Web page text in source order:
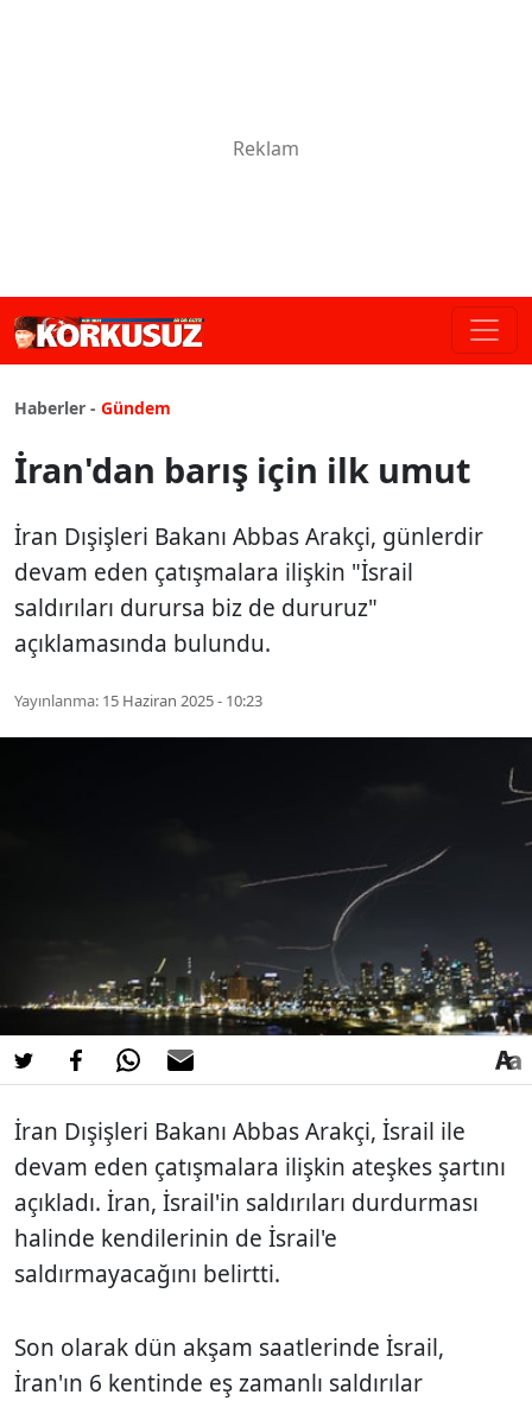
Haberler - Gündem
İran'dan barış için ilk umut
İran Dışişleri Bakanı Abbas Arakçi, günlerdir
devam eden çatışmalara ilişkin "İsrail
saldırıları durursa biz de dururuz"
açıklamasında bulundu.
Yayınlanma: 15 Haziran 2025 - 10:23
İran Dışişleri Bakanı Abbas Arakçi, İsrail ile
devam eden çatışmalara ilişkin ateşkes şartını
açıkladı. İran, İsrail'in saldırıları durdurması
halinde kendilerinin de İsrail'e
saldırmayacağını belirtti.
Son olarak dün akşam saatlerinde İsrail,
İran'ın 6 kentinde eş zamanlı saldırılar